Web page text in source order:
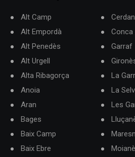
Alt Camp
Alt Empordà
Alt Penedès
Alt Urgell
Alta Ribagorça
Anoia
Aran
Bages
Baix Camp
Baix Ebre
Conca
Garraf
La
La
Les